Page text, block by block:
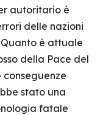
autoritario è
delle nazioni
è attuale
della Pace del
conseguenze
stato una
fatale